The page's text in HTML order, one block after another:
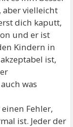
aber vielleicht
dich kaputt,
und er ist
Kindern in
ist,
was
Fehler,
ist. Jeder der